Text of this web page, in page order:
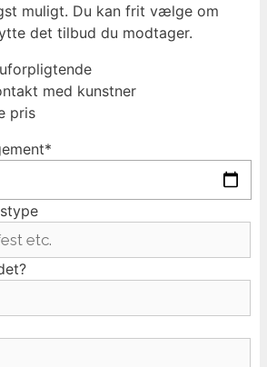
muligt. Du kan frit vælge om
det tilbud du modtager.
med kunstner
pris